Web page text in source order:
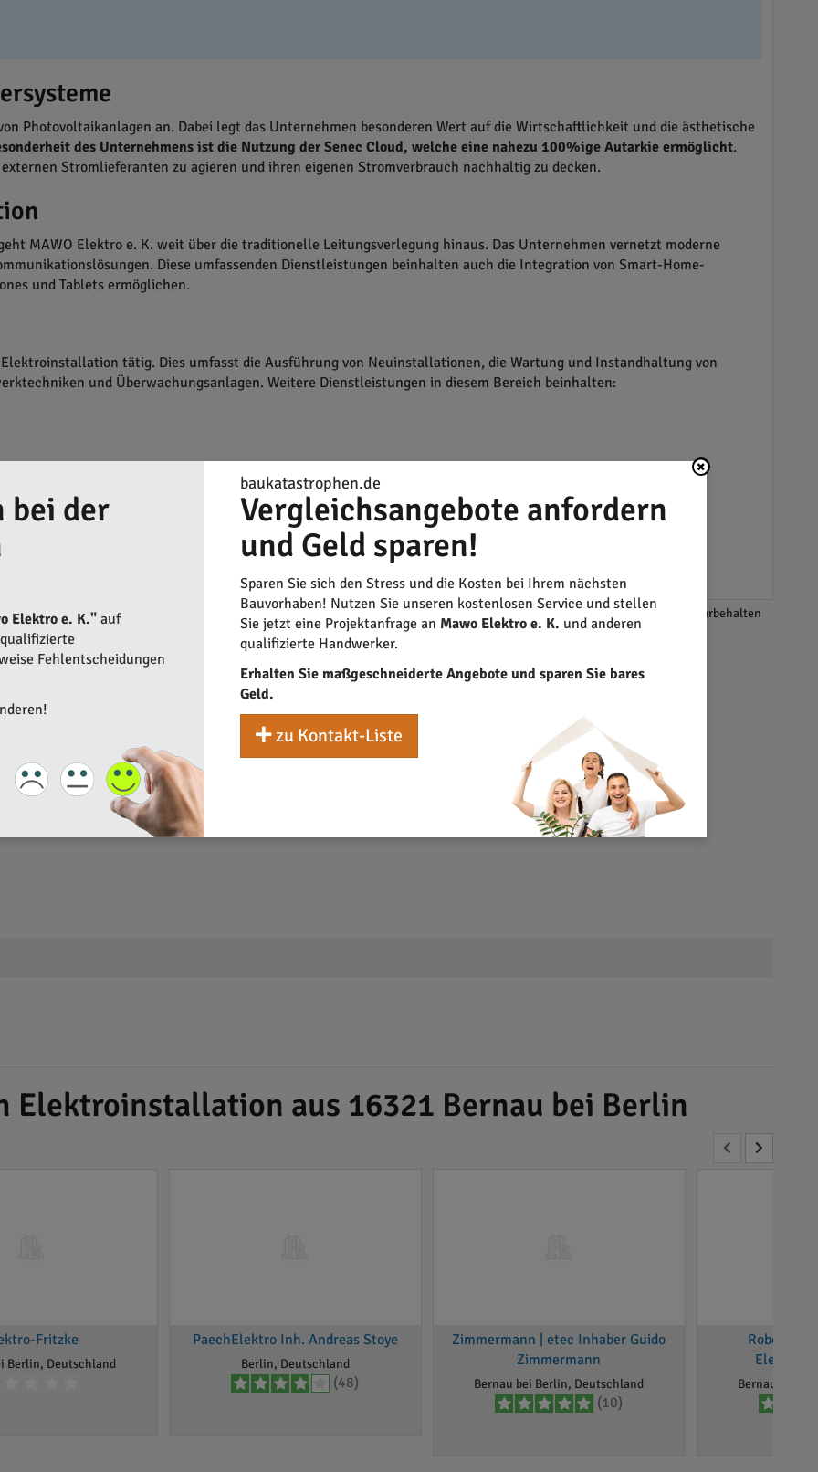
Photovoltaikanlagen an. Dabei legt das Unternehmen besonderen Wert auf die Wirtschaftlichkeit und die ästhetische
des Unternehmens ist die Nutzung der Senec Cloud, welche eine nahezu 100%ige Autarkie ermöglicht.
Stromlieferanten zu agieren und ihren eigenen Stromverbrauch nachhaltig zu decken.
MAWO Elektro e. K. weit über die traditionelle Leitungsverlegung hinaus. Das Unternehmen vernetzt moderne
Diese umfassenden Dienstleistungen beinhalten auch die Integration von Smart-Home-
und Tablets ermöglichen.
tätig. Dies umfasst die Ausführung von Neuinstallationen, die Wartung und Instandhaltung von
und Überwachungsanlagen. Weitere Dienstleistungen in diesem Bereich beinhalten:
*Änderungen und Irrtümer vorbehalten
Elektroinstallation aus 16321 Bernau bei Berlin
Fritzke
Berlin, Deutschland
PaechElektro Inh. Andreas Stoye
Berlin, Deutschland
(48)
Zimmermann | etec Inhaber Guido
Zimmermann
Bernau bei Berlin, Deutschland
(10)
Robert
Bernau bei
bei der
Elektro e. K."auf
Fehlentscheidungen
baukatastrophen.de
Vergleichsangebote anfordern
und Geld sparen!
Sparen Sie sich den Stress und die Kosten bei Ihrem nächsten
Bauvorhaben! Nutzen Sie unseren kostenlosen Service und stellen
Sie jetzt eine Projektanfrage an Mawo Elektro e. K. und anderen
qualifizierte Handwerker.
Erhalten Sie maßgeschneiderte Angebote und sparen Sie bares
Geld.
zu Kontakt-Liste